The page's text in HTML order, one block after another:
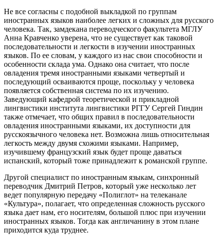
Не все согласны с подобной выкладкой по группам
иностранных языков наиболее легких и сложных для русского
человека. Так, замдекана переводческого факультета МГЛУ
Анна Кравченко уверена, что не существует как таковой
последовательности и легкости в изучении иностранных
языков. По ее словам, у каждого из нас свои способности и
особенности склада ума. Однако она считает, что после
овладения тремя иностранными языками четвертый и
последующий осваиваются проще, поскольку у человека
появляется собственная система по их изучению.
Заведующий кафедрой теоретической и прикладной
лингвистики института лингвистики РГГУ Сергей Гиндин
также отмечает, что общих правил в последовательности
овладения иностранными языками, их доступности для
русскоязычного человека нет. Возможна лишь относительная
легкость между двумя схожими языками. Например,
изучившему французский язык будет проще даваться
испанский, который тоже принадлежит к романской группе.
Другой специалист по иностранным языкам, синхронный
переводчик Дмитрий Петров, который уже несколько лет
ведет популярную передачу «Полиглот» на телеканале
«Культура», полагает, что определенная сложность русского
языка дает нам, его носителям, большой плюс при изучении
иностранных языков. Тогда как англичанину в этом плане
приходится куда труднее.